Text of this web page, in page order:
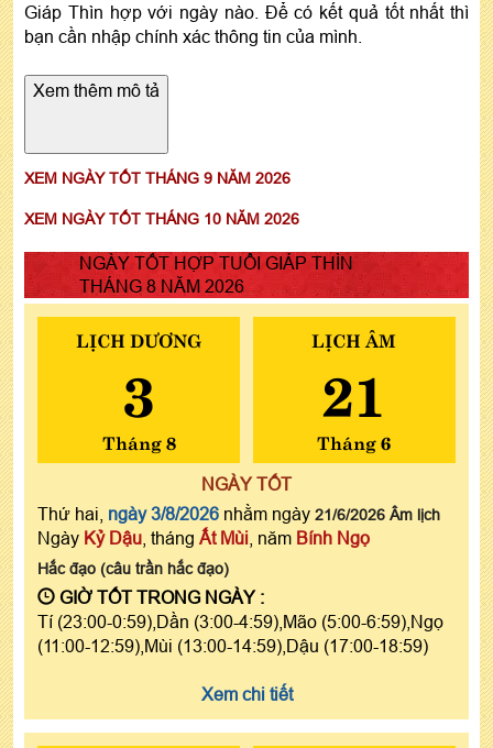
Giáp Thìn hợp với ngày nào. Để có kết quả tốt nhất thì
bạn cần nhập chính xác thông tin của mình.
Xem thêm mô tả
XEM NGÀY TỐT THÁNG 9 NĂM 2026
XEM NGÀY TỐT THÁNG 10 NĂM 2026
NGÀY TỐT HỢP TUỔI GIÁP THÌN
THÁNG 8 NĂM 2026
LỊCH DƯƠNG
3
Tháng 8
LỊCH ÂM
21
Tháng 6
NGÀY TỐT
Thứ hai, ngày 3/8/2026 nhằm ngày 21/6/2026 Âm lịch
Ngày Kỷ Dậu , tháng Ất Mùi , năm Bính Ngọ
Hắc đạo (câu trần hắc đạo)
GIỜ TỐT TRONG NGÀY :
Tí (23:00-0:59),Dần (3:00-4:59),Mão (5:00-6:59),Ngọ
(11:00-12:59),Mùi (13:00-14:59),Dậu (17:00-18:59)
Xem chi tiết